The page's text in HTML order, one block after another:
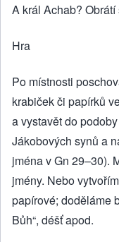
A král Achab?
Hra
Po místnosti
krabiček či papírků
a vystavět do
Jákobových synů a
jména v Gn 29–30).
jmény. Nebo
papírové; doděláme
Bůh“, déšť apod.